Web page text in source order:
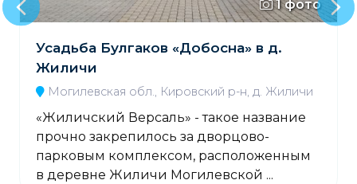
1 фото
Усадьба Булгаков «Добосна» в д.
Жиличи
Могилевская обл., Кировский р-н, д. Жиличи
«Жиличский Версаль» - такое название
прочно закрепилось за дворцово-
парковым комплексом, расположенным
в деревне Жиличи Могилевской ...